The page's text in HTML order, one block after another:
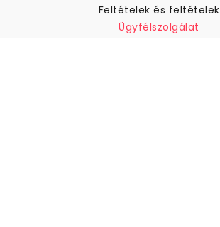
Feltételek és feltételek
Ügyfélszolgálat